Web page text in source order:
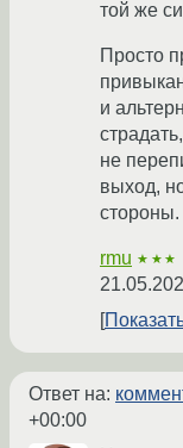
той же
Просто
и
не
выход,
стороны.
rmu ★★★
Ответ на:
+00:00